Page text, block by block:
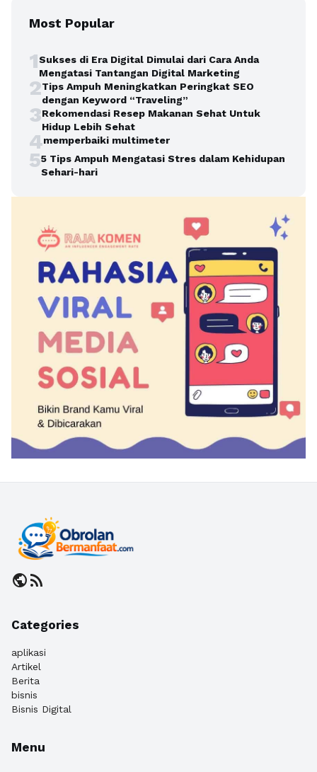
Most Popular
1Sukses di Era Digital Dimulai dari Cara Anda
Mengatasi Tantangan Digital Marketing
2Tips Ampuh Meningkatkan Peringkat SEO
dengan Keyword “Traveling”
3Rekomendasi Resep Makanan Sehat Untuk
Hidup Lebih Sehat
4memperbaiki multimeter
55 Tips Ampuh Mengatasi Stres dalam Kehidupan
Sehari-hari
publicrss_feed
Categories
aplikasi
Artikel
Berita
bisnis
Bisnis Digital
Menu